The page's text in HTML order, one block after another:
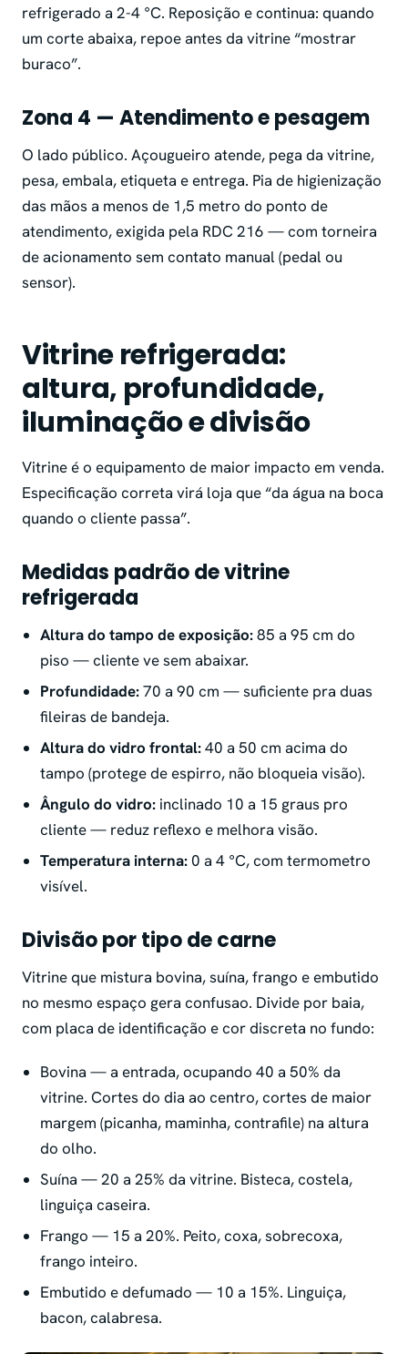
refrigerado a 2-4 °C. Reposição e continua: quando
um corte abaixa, repoe antes da vitrine “mostrar
buraco”.
Zona 4 — Atendimento e pesagem
O lado público. Açougueiro atende, pega da vitrine,
pesa, embala, etiqueta e entrega. Pia de higienização
das mãos a menos de 1,5 metro do ponto de
atendimento, exigida pela RDC 216 — com torneira
de acionamento sem contato manual (pedal ou
sensor).
Vitrine refrigerada:
altura, profundidade,
iluminação e divisão
Vitrine é o equipamento de maior impacto em venda.
Especificação correta virá loja que “da água na boca
quando o cliente passa”.
Medidas padrão de vitrine
refrigerada
Altura do tampo de exposição:85 a 95 cm do
piso — cliente ve sem abaixar.
Profundidade:70 a 90 cm — suficiente pra duas
fileiras de bandeja.
Altura do vidro frontal:40 a 50 cm acima do
tampo (protege de espirro, não bloqueia visão).
Ângulo do vidro: inclinado 10 a 15 graus pro
cliente — reduz reflexo e melhora visão.
Temperatura interna: 0 a 4 °C, com termometro
visível.
Divisão por tipo de carne
Vitrine que mistura bovina, suína, frango e embutido
no mesmo espaço gera confusao. Divide por baia,
com placa de identificação e cor discreta no fundo:
Bovina — a entrada, ocupando 40 a 50% da
vitrine. Cortes do dia ao centro, cortes de maior
margem (picanha, maminha, contrafile) na altura
do olho.
Suína — 20 a 25% da vitrine. Bisteca, costela,
linguiça caseira.
Frango — 15 a 20%. Peito, coxa, sobrecoxa,
frango inteiro.
Embutido e defumado — 10 a 15%. Linguiça,
bacon, calabresa.